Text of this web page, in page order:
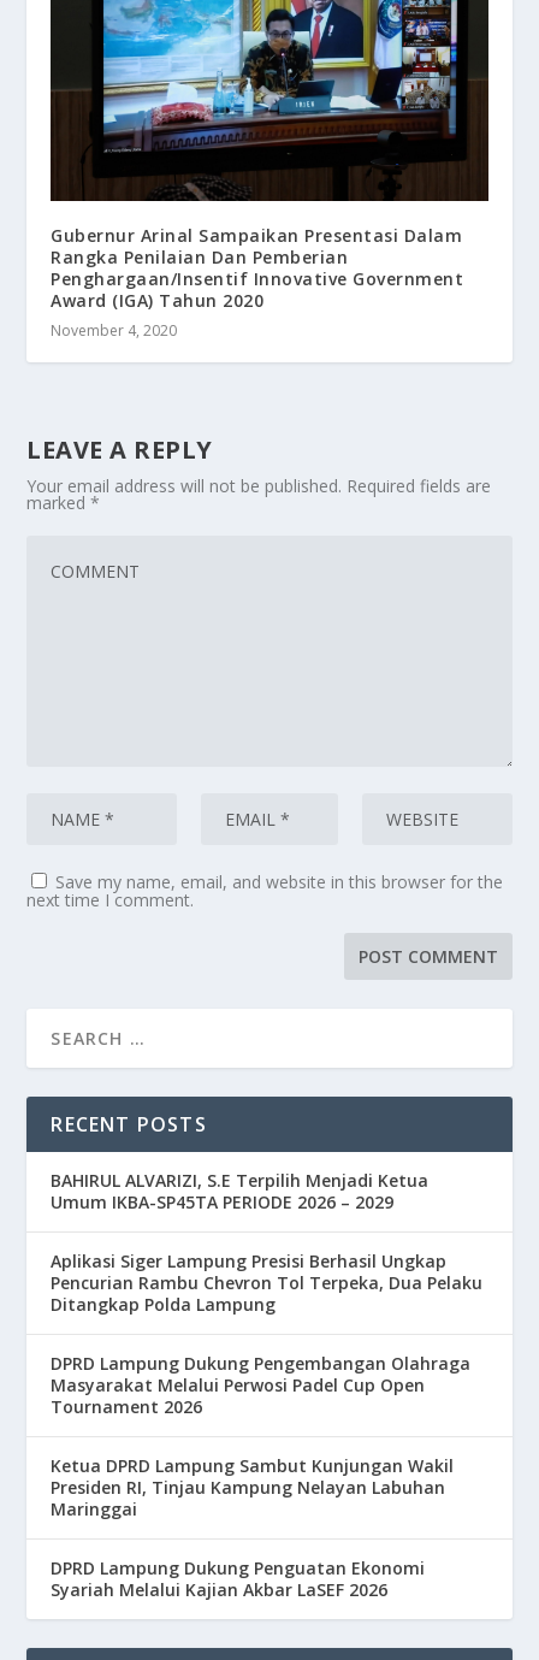
Gubernur Arinal Sampaikan Presentasi Dalam
Rangka Penilaian Dan Pemberian
Penghargaan/Insentif Innovative Government
Award (IGA) Tahun 2020
November 4, 2020
LEAVE A REPLY
Your email address will not be published. Required fields are
marked*
Save my name, email, and website in this browser for the
next time I comment.
RECENT POSTS
BAHIRUL ALVARIZI, S.E Terpilih Menjadi Ketua
Umum IKBA-SP45TA PERIODE 2026 – 2029
Aplikasi Siger Lampung Presisi Berhasil Ungkap
Pencurian Rambu Chevron Tol Terpeka, Dua Pelaku
Ditangkap Polda Lampung
DPRD Lampung Dukung Pengembangan Olahraga
Masyarakat Melalui Perwosi Padel Cup Open
Tournament 2026
Ketua DPRD Lampung Sambut Kunjungan Wakil
Presiden RI, Tinjau Kampung Nelayan Labuhan
Maringgai
DPRD Lampung Dukung Penguatan Ekonomi
Syariah Melalui Kajian Akbar LaSEF 2026